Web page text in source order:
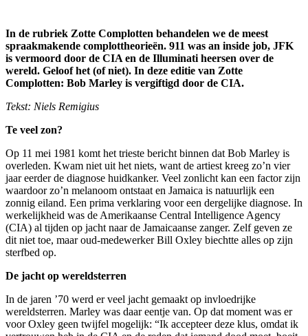
In de rubriek Zotte Complotten behandelen we de meest
spraakmakende complottheorieën. 911 was an inside job, JFK
is vermoord door de CIA en de Illuminati heersen over de
wereld. Geloof het (of niet). In deze editie van Zotte
Complotten: Bob Marley is vergiftigd door de CIA.
Tekst: Niels Remigius
Te veel zon?
Op 11 mei 1981 komt het trieste bericht binnen dat Bob Marley is
overleden. Kwam niet uit het niets, want de artiest kreeg zo’n vier
jaar eerder de diagnose huidkanker. Veel zonlicht kan een factor zijn
waardoor zo’n melanoom ontstaat en Jamaica is natuurlijk een
zonnig eiland. Een prima verklaring voor een dergelijke diagnose. In
werkelijkheid was de Amerikaanse Central Intelligence Agency
(CIA) al tijden op jacht naar de Jamaicaanse zanger. Zelf geven ze
dit niet toe, maar oud-medewerker Bill Oxley biechtte alles op zijn
sterfbed op.
De jacht op wereldsterren
In de jaren ’70 werd er veel jacht gemaakt op invloedrijke
wereldsterren. Marley was daar eentje van. Op dat moment was er
voor Oxley geen twijfel mogelijk: “Ik accepteer deze klus, omdat ik